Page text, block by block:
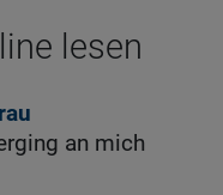
lesen
an mich